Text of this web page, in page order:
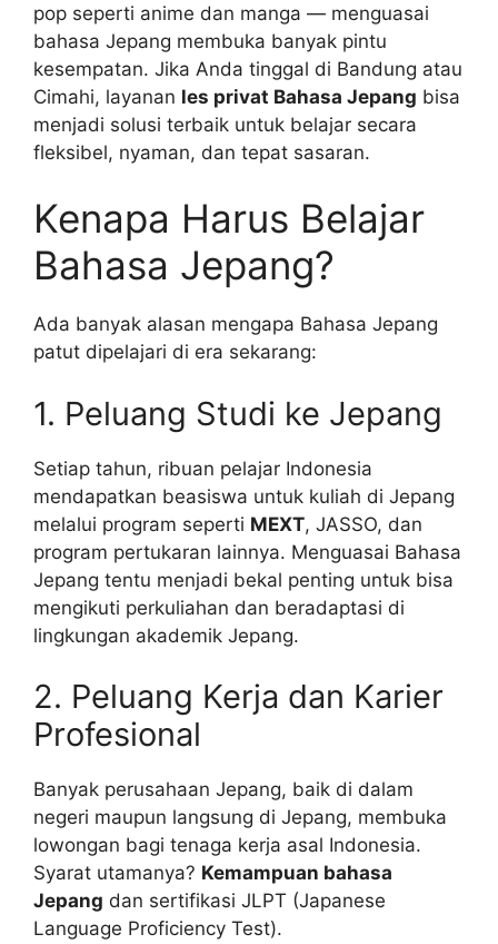
pop seperti anime dan manga — menguasai
bahasa Jepang membuka banyak pintu
kesempatan. Jika Anda tinggal di Bandung atau
Cimahi, layanan les privat Bahasa Jepang bisa
menjadi solusi terbaik untuk belajar secara
fleksibel, nyaman, dan tepat sasaran.
Kenapa Harus Belajar
Bahasa Jepang?
Ada banyak alasan mengapa Bahasa Jepang
patut dipelajari di era sekarang:
1. Peluang Studi ke Jepang
Setiap tahun, ribuan pelajar Indonesia
mendapatkan beasiswa untuk kuliah di Jepang
melalui program seperti MEXT, JASSO, dan
program pertukaran lainnya. Menguasai Bahasa
Jepang tentu menjadi bekal penting untuk bisa
mengikuti perkuliahan dan beradaptasi di
lingkungan akademik Jepang.
2. Peluang Kerja dan Karier
Profesional
Banyak perusahaan Jepang, baik di dalam
negeri maupun langsung di Jepang, membuka
lowongan bagi tenaga kerja asal Indonesia.
Syarat utamanya? Kemampuan bahasa
Jepang dan sertifikasi JLPT (Japanese
Language Proficiency Test).